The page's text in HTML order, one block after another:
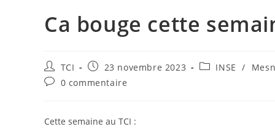
Ca bouge cette
Auteur/autrice
de
la
TCI
Publication
publiée :
23 novembre 2023
PostINSE /
Commentaires
publication :
0 commentaire
Cette semaine au TCI :